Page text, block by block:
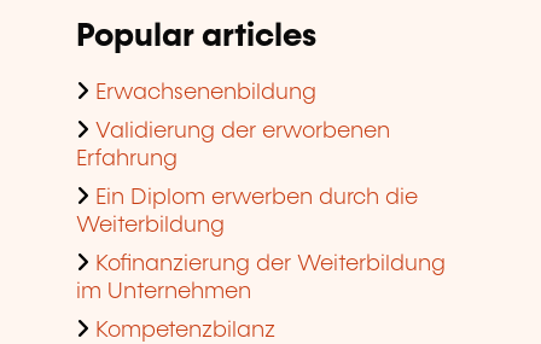
Popular articles
Erwachsenenbildung
Validierung der erworbenen
Erfahrung
Ein Diplom erwerben durch die
Weiterbildung
Kofinanzierung der Weiterbildung
im Unternehmen
Kompetenzbilanz